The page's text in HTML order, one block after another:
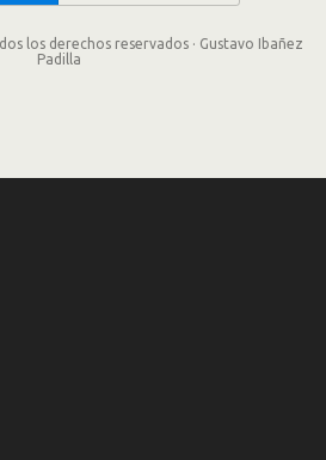
los derechos reservados · Gustavo Ibañez
Padilla